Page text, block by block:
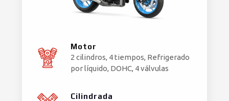
Motor
2 cilindros, 4 tiempos, Refrigerado
por líquido, DOHC, 4 válvulas
Cilindrada